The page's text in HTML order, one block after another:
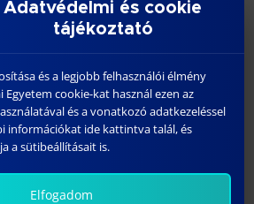
inno
Eger, Heves 3300
Magyarország
Sinan Kocak doktori értekezésének
Adatvédelmi és cookie
tájékoztató
és a legjobb felhasználói élmény
cookie-kat használ ezen az
és a vonatkozó adatkezeléssel
információkat ide kattintva talál, és
a sütibeállításait is.
Elfogadom